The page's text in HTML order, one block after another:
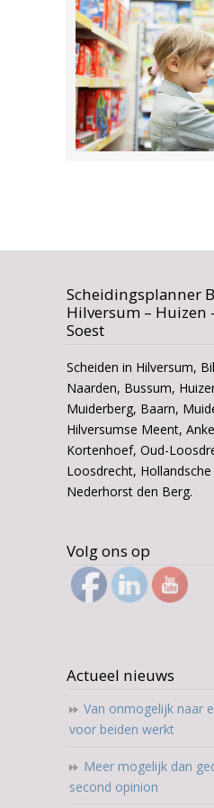
Scheidingsplanner
Hilversum – Huizen
Soest
Scheiden in Hilversum,
Naarden, Bussum,
Muiderberg, Baarn,
Hilversumse Meent,
Kortenhoef, Oud-
Loosdrecht, Hollandsche
Nederhorst den Berg.
Volg ons op
Actueel nieuws
Van onmogelijk naar
voor beiden werkt
Meer mogelijk dan
second opinion